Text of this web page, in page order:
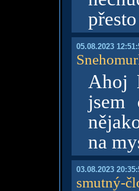
05.08.2023
Ahoj
jsem
na
03.08.2023
smutný-